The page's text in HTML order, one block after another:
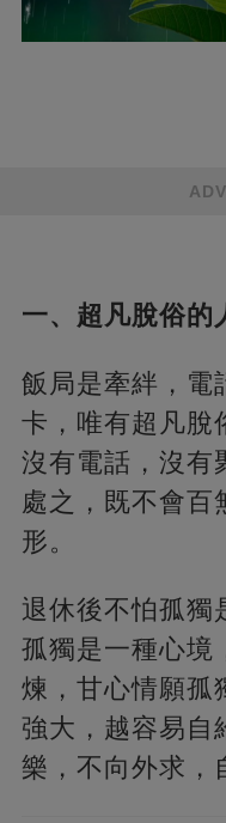
一、超凡脫俗的
飯局是牽絆，電
卡，唯有超凡脫
沒有電話，沒有
處之，既不會百
形。
退休後不怕孤獨
孤獨是一種心境
煉，甘心情願孤
強大，越容易自
樂，不向外求，